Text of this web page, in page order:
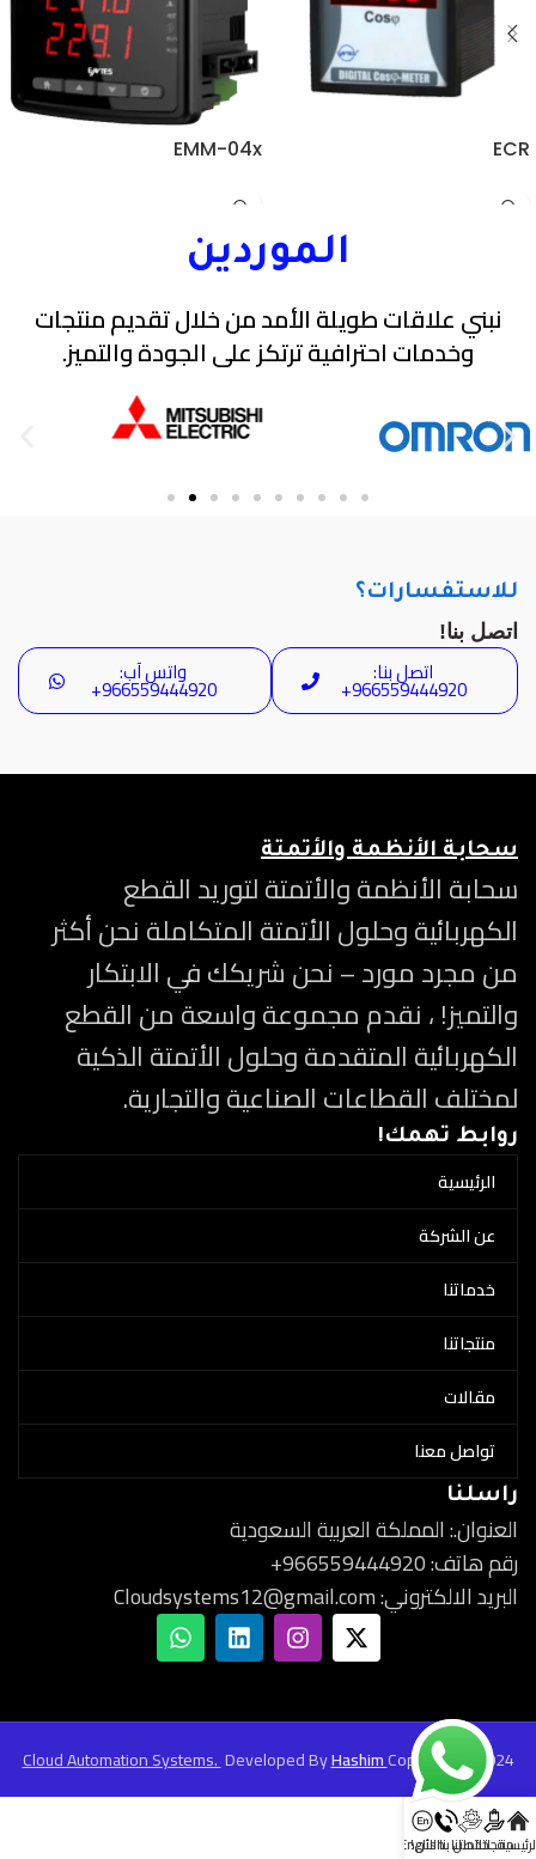
ECR
EMM-04x
الموردين
نبني علاقات طويلة الأمد من خلال تقديم منتجات
وخدمات احترافية ترتكز على الجودة والتميز.
للاستفسارات؟
اتصل بنا!
اتصل بنا:
966559444920+
واتس آب:
966559444920+
سحابة الأنظمة والأتمتة
سحابة الأنظمة والأتمتة لتوريد القطع
الكهربائية وحلول الأتمتة المتكاملة نحن أكثر
من مجرد مورد – نحن شريكك في الابتكار
والتميز! ، نقدم مجموعة واسعة من القطع
الكهربائية المتقدمة وحلول الأتمتة الذكية
لمختلف القطاعات الصناعية والتجارية.
روابط تهمك!
الرئيسية
عن الشركة
خدماتنا
منتجاتنا
مقالات
تواصل معنا
راسلنا
العنوان.: المملكة العربية السعودية
رقم هاتف: 966559444920+
البريد الالكتروني: Cloudsystems12@gmail.com
Cloud Automation Systems.Developed ByHashimCopyright @ 2024
منتجاتناخدماتنا
اتصل بنا الأن!
English